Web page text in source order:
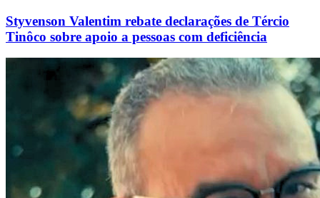
Styvenson Valentim rebate declarações de Tércio
Tinôco sobre apoio a pessoas com deficiência